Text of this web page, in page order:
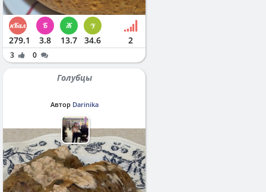
279.1 3.8 13.7 34.6 2
3 0
Голубцы
Автор Darinika